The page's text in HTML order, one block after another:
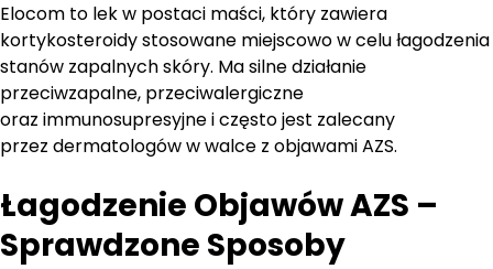
Elocom to lek w postaci maści, który zawiera
kortykosteroidy stosowane miejscowo w celu łagodzenia
stanów zapalnych skóry. Ma silne działanie
przeciwzapalne, przeciwalergiczne
oraz immunosupresyjne i często jest zalecany
przez dermatologów w walce z objawami AZS.
Łagodzenie Objawów AZS –
Sprawdzone Sposoby